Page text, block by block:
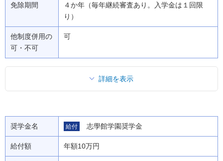
免除期間
４か年（毎年継続審査あり。入学金は１回限
り）
他制度併用の
可・不可
可
詳細を表示
奨学金名 給付 志學館学園奨学金
給付額 年額10万円